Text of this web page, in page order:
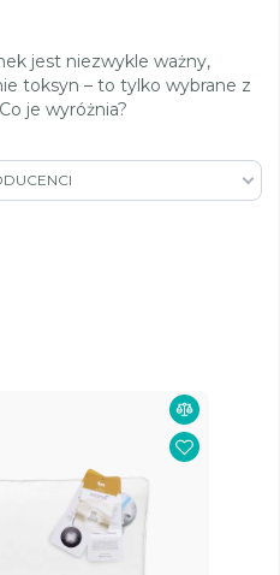
jest niezwykle ważny,
toksyn – to tylko wybrane z
Co je wyróżnia?